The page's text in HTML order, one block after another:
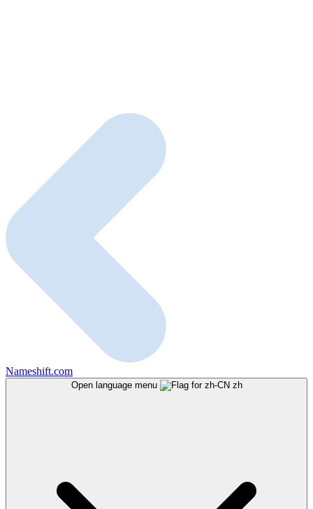
Nameshift.com
Open language menu zh